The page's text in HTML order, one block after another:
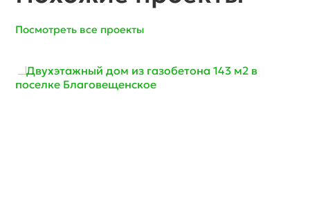
Посмотреть все проекты